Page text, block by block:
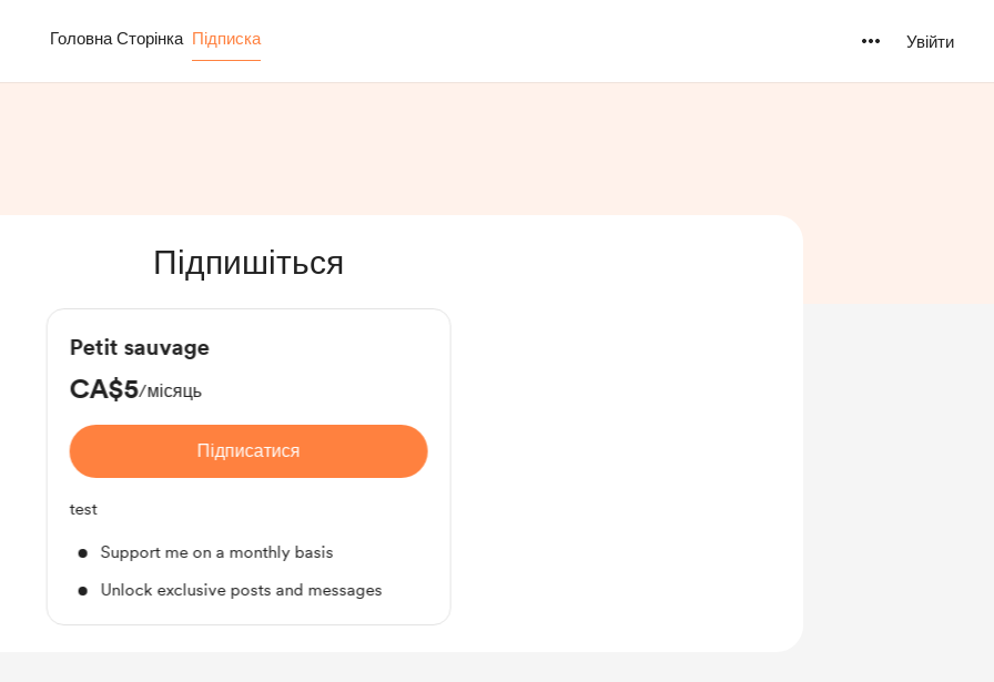
Головна Сторінка Підписка Увійти
Підпишіться
Petit sauvage
CA$5/місяць
Підписатися
test
Support me on a monthly basis
Unlock exclusive posts and messages